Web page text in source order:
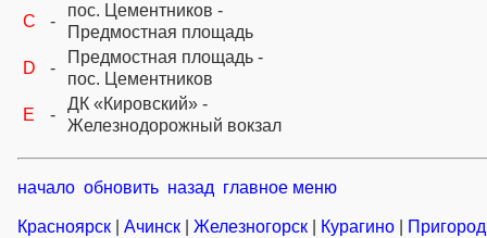
C -
пос. Цементников -
Предмостная площадь
D
-
Предмостная площадь -
пос. Цементников
E
-
ДК «Кировский» -
Железнодорожный вокзал
начало обновить назад главное меню
Красноярск Ачинск Железногорск Курагино